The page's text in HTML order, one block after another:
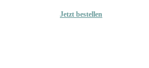
Jetzt bestellen